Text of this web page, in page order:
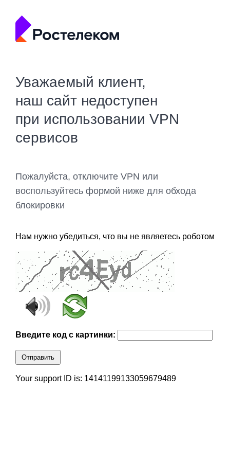
Уважаемый клиент,
наш сайт недоступен
при использовании VPN
сервисов
Пожалуйста, отключите VPN или
воспользуйтесь формой ниже для обхода
блокировки
Нам нужно убедиться, что вы не являетесь роботом
Введите код с картинки:
Отправить
Your support ID is: 14141199133059679489